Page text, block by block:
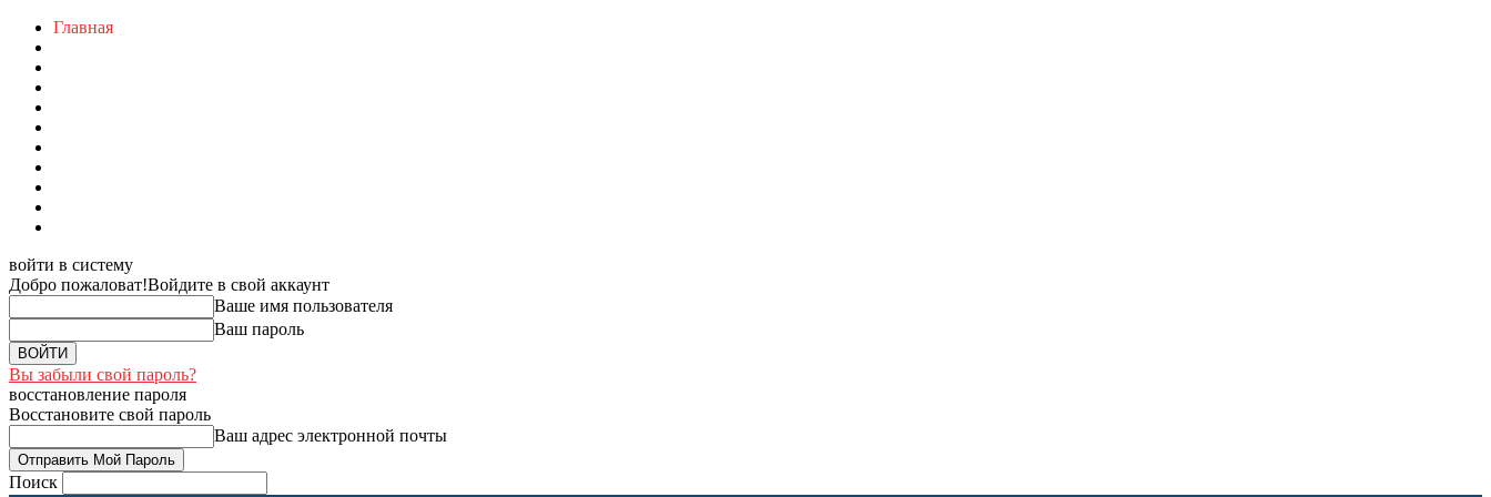
Главная
войти в систему
Добро пожаловат!Войдите в свой аккаунт
Ваше имя пользователя
Ваш пароль
Вы забыли свой пароль?
восстановление пароля
Восстановите свой пароль
Ваш адрес электронной почты
Поиск